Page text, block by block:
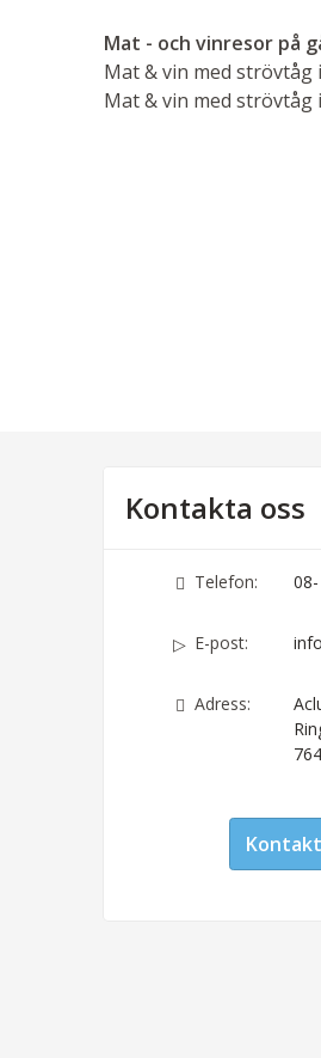
Mat - och vinresor på
Mat & vin med strövtåg
Mat & vin med strövtåg
Kontakta oss
Telefon:
E-post:
Adress: